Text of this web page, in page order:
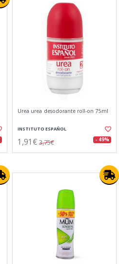
Urea urea desodorante roll-on 75ml
INSTITUTO ESPAÑOL
1,91€ 3,75€ - 49%